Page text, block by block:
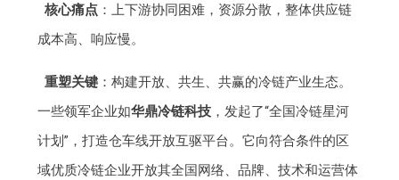
核心痛点：上下游协同困难，资源分散，整体供应链
成本高、响应慢。
重塑关键：构建开放、共生、共赢的冷链产业生态。
一些领军企业如华鼎冷链科技 ，发起了“全国冷链星河
计划”，打造仓车线开放互驱平台。它向符合条件的区
域优质冷链企业开放其全国网络、品牌、技术和运营体